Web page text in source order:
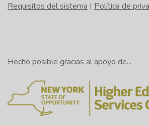
Requisitos del sistema | Política de
Hecho posible gracias al apoyo de...